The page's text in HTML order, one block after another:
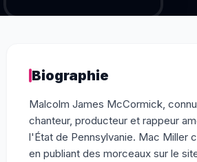
Biographie
Malcolm James McCormick,
chanteur, producteur et rappeur
l'État de Pennsylvanie. Mac Miller
en publiant des morceaux sur le